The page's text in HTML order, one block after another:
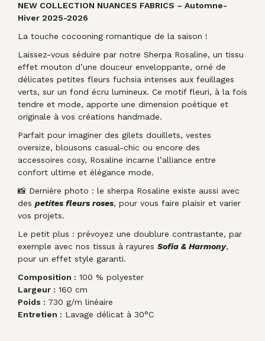
NEW COLLECTION NUANCES FABRICS – Automne-
Hiver 2025-2026
La touche cocooning romantique de la saison !
Laissez-vous séduire par notre Sherpa Rosaline, un tissu
effet mouton d’une douceur enveloppante, orné de
délicates petites fleurs fuchsia intenses aux feuillages
verts, sur un fond écru lumineux. Ce motif fleuri, à la fois
tendre et mode, apporte une dimension poétique et
originale à vos créations handmade.
Parfait pour imaginer des gilets douillets, vestes
oversize, blousons casual-chic ou encore des
accessoires cosy, Rosaline incarne l’alliance entre
confort ultime et élégance mode.
📸 Dernière photo : le sherpa Rosaline existe aussi avec
des petites fleurs roses, pour vous faire plaisir et varier
vos projets.
Le petit plus : prévoyez une doublure contrastante, par
exemple avec nos tissus à rayures Sofia & Harmony,
pour un effet style garanti.
Composition : 100 % polyester
Largeur : 160 cm
Poids : 730 g/m linéaire
Entretien : Lavage délicat à 30°C